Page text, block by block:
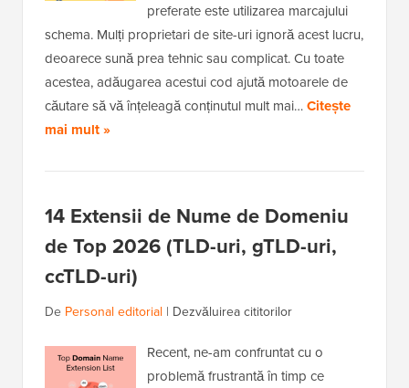
preferate este utilizarea marcajului
schema. Mulți proprietari de site-uri ignoră acest lucru,
deoarece sună prea tehnic sau complicat. Cu toate
acestea, adăugarea acestui cod ajută motoarele de
căutare să vă înțeleagă conținutul mult mai…Citește
mai mult »
14 Extensii de Nume de Domeniu
de Top 2026 (TLD-uri, gTLD-uri,
ccTLD-uri)
De Personal editorial | Dezvăluirea cititorilor
Recent, ne-am confruntat cu o
problemă frustrantă în timp ce